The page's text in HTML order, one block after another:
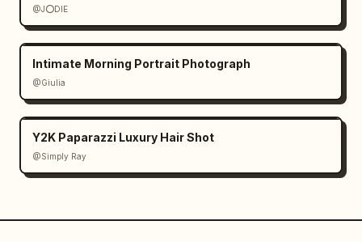
@J⭕DIE
Intimate Morning Portrait Photograph
@Giulia
Y2K Paparazzi Luxury Hair Shot
@Simply Ray